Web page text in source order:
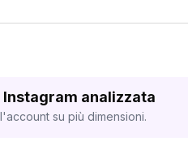
analizzata
su più dimensioni.